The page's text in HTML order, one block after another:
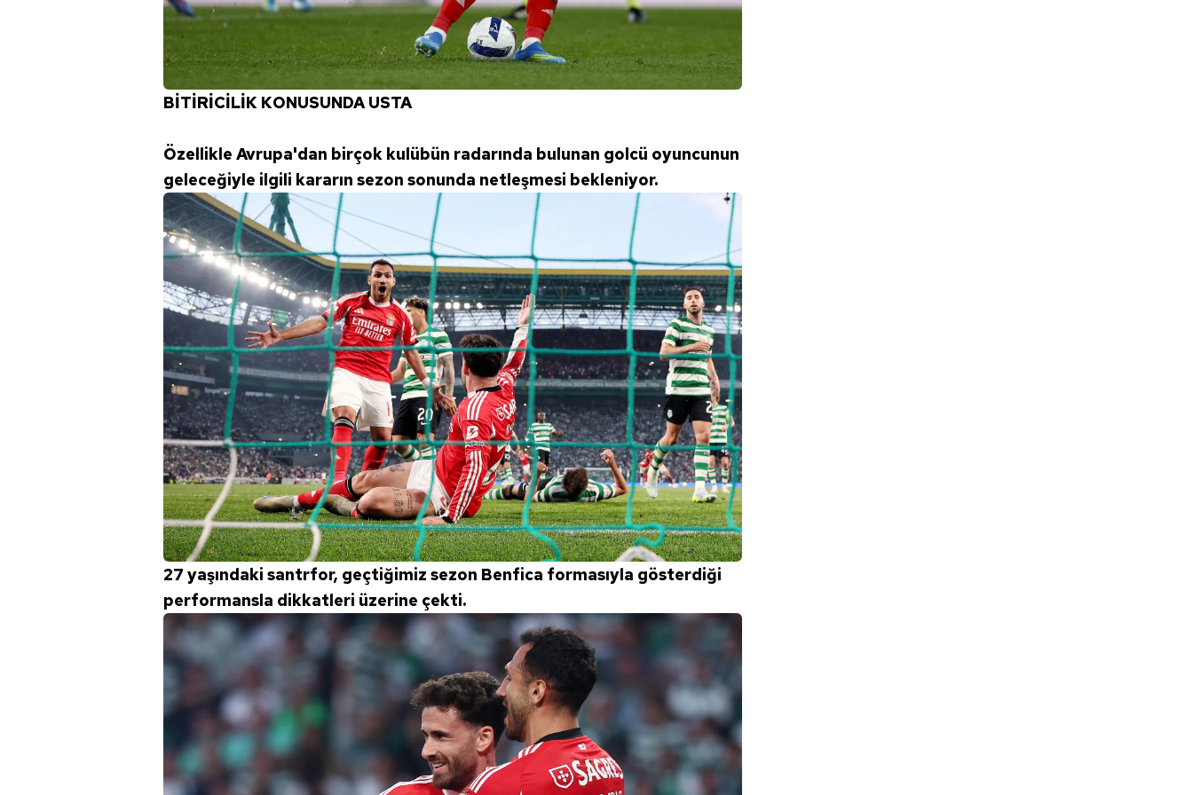
mevzuata uygun olarak kullanılan çerezlerle ilgili bilgi almak için lütfentıklayınız.
BİTİRİCİLİK KONUSUNDA USTA
Özellikle Avrupa'dan birçok kulübün radarında bulunan golcü oyuncunun
geleceğiyle ilgili kararın sezon sonunda netleşmesi bekleniyor.
27 yaşındaki santrfor, geçtiğimiz sezon Benfica formasıyla gösterdiği
performansla dikkatleri üzerine çekti.